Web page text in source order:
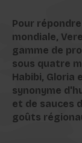
Pour
mondiale,
gamme de
sous quatre
Habibi, Gloria
synonyme
et de sauces
goûts